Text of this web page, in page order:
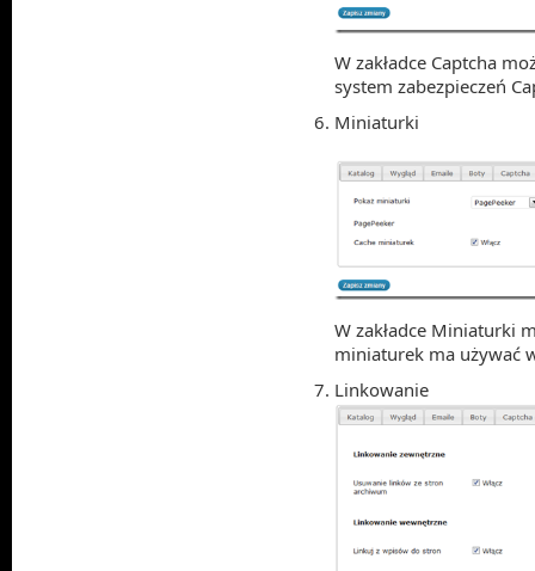
W zakładce Captcha
system zabezpieczeń
Miniaturki
W zakładce Miniaturki
miniaturek ma używać
Linkowanie